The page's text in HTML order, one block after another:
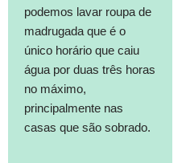
podemos lavar roupa de
madrugada que é o
único horário que caiu
água por duas três horas
no máximo,
principalmente nas
casas que são sobrado.